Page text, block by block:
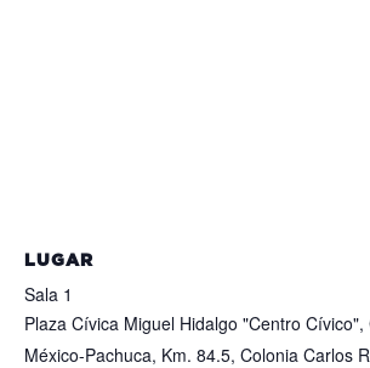
LUGAR
Sala 1
Plaza Cívica Miguel Hidalgo "Centro
México-Pachuca, Km. 84.5, Colonia Carlos